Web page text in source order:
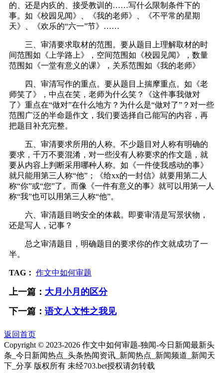
的、还是内疚的、接受教训的……写什么限制条件下的
事。如《校园见闻》、《我的老师》、《不平常的星期
天》、《欢乐的“六一”节》……
三、审清要求取材的范围。要从题目上理解取材的时
间范围如《上学路上》，空间范围如《校园见闻》，数量
范围如《一堂有意义的课》，关系范围如《我的老师》
四、审清写作的重点。要从题目上揣摩重点。如《老
师笑了》，中点在笑，老师为什么笑？《这件事我做对
了》重点在“做对”在什么地方？为什么是“做对了”？对一些
范围广泛的半命题作文，我们要选择自己能写的内容，再
把题目补充完整。
五、审清要求所用的人称。不少题目对人称有明确的
要求，千万不要混淆，对一些没有人称要求的作文题，就
要从内容上判断采用哪种人称。如《一件使我感动的事》
就只能用第三人称“他”；《给xx的一封信》就要用第二人
称“你”或“您”了。而像《一件有意义的事》就可以用第一人
称“我”也可以用第三人称“他”。
六、审清题目哟安全的体裁。即要审清是写景状物，
还是写人，记事？
总之审清题目，明确题目的要求你的作文就成功了一
半。
TAG： 作文中如何审题
上一篇： 大月小月的区分
下一篇： 语文人文性之我见
返回首页
Copyright © 2023-2026 作文中如何审题-独闻-今日新闻最新头
条_今日新闻热点_头条热闻资讯_新闻热点_新闻频道_新闻天
下_分享 版权所有 未经703.bet授权请勿转载